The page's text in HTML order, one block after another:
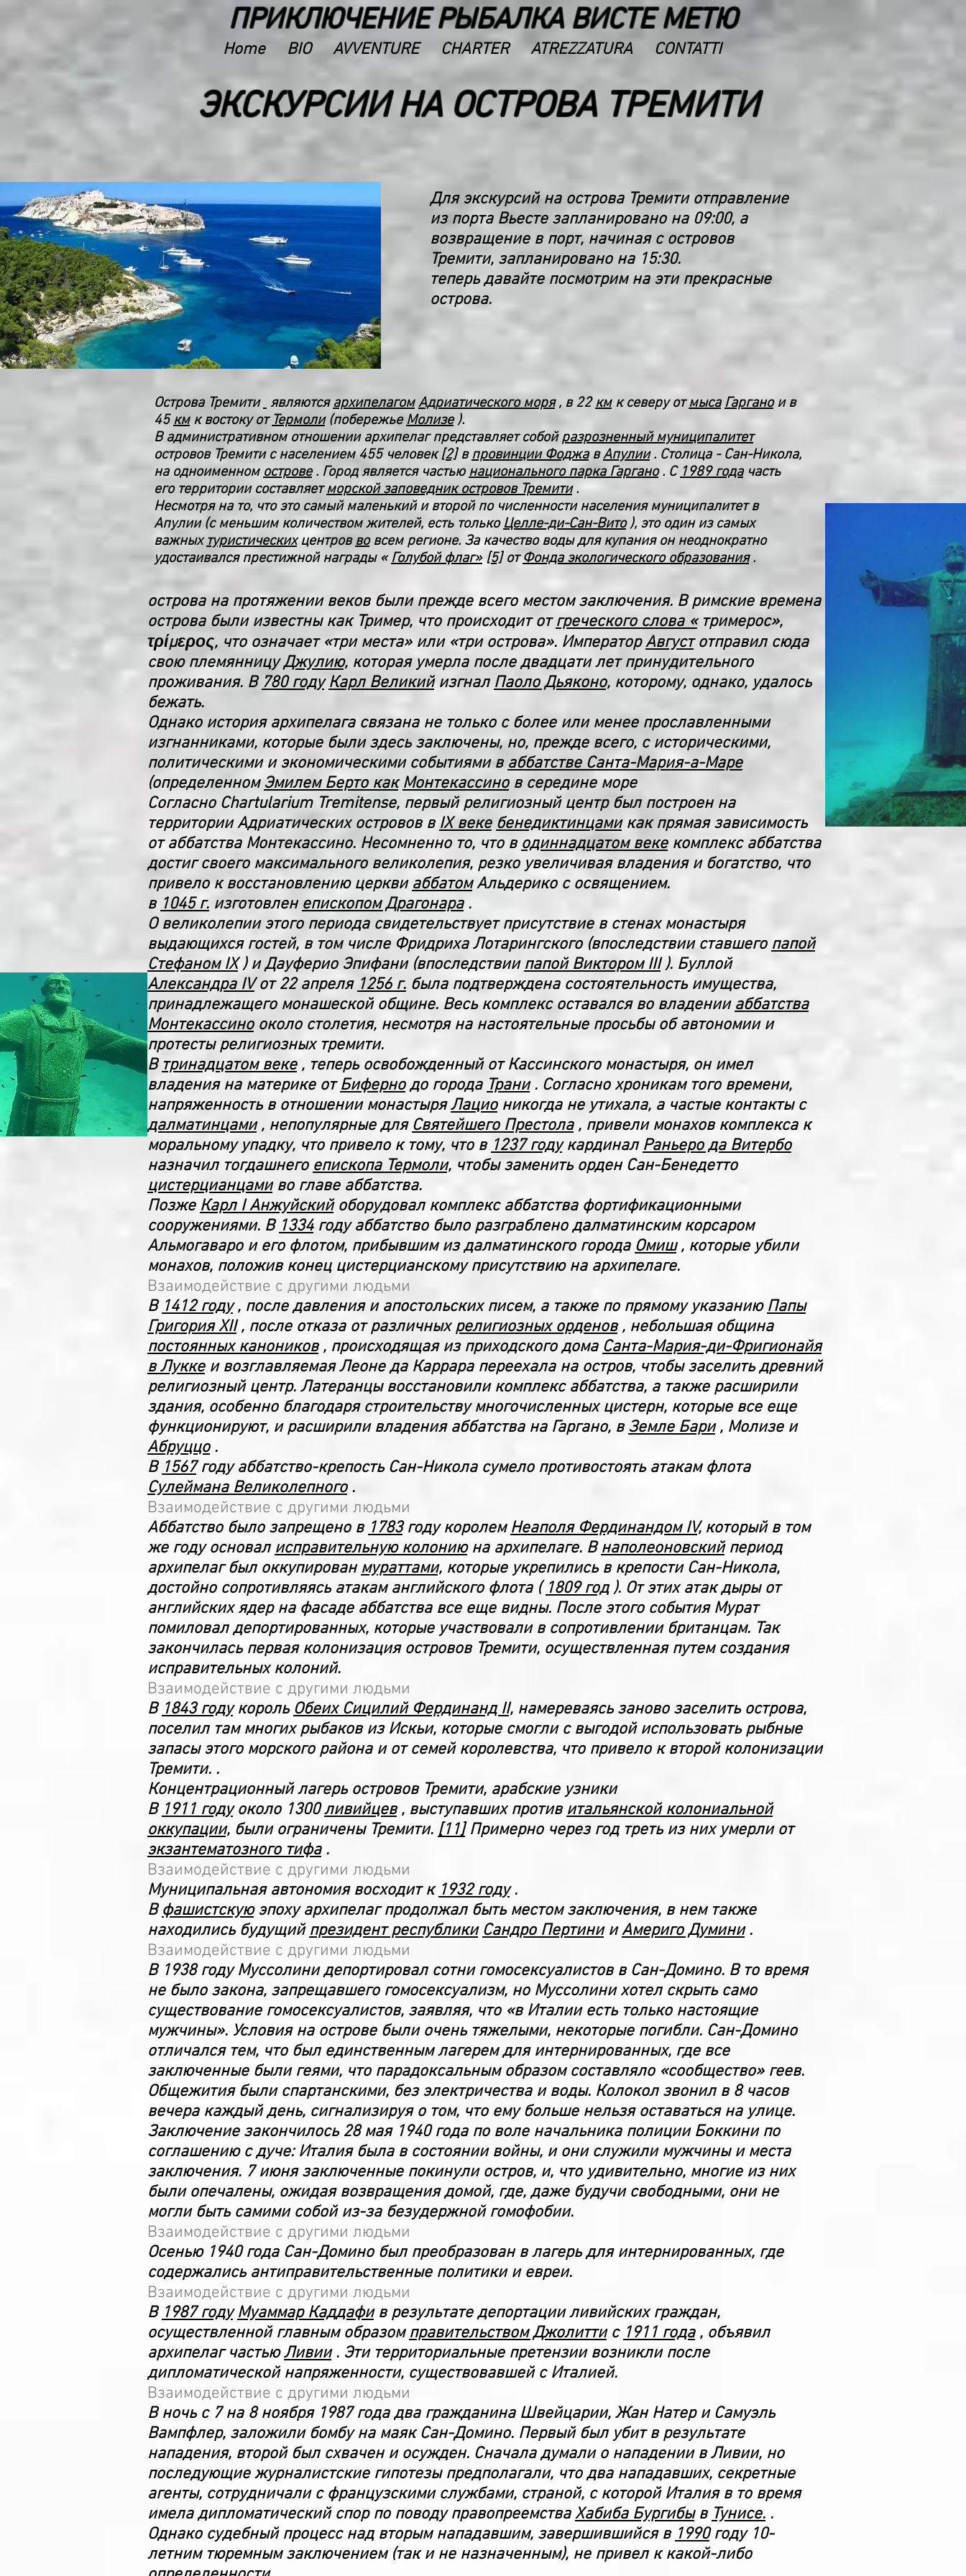
ПРИКЛЮЧЕНИЕ РЫБАЛКА ВИСТЕ МЕТЮ
Home BIO AVVENTURE CHARTER ATREZZATURA CONTATTI
ЭКСКУРСИИ НА ОСТРОВА ТРЕМИТИ
Для экскурсий на острова Тремити отправление
из порта Вьесте запланировано на 09:00, а
возвращение в порт, начиная с островов
Тремити, запланировано на 15:30.
теперь давайте посмотрим на эти прекрасные
острова.
Острова Тремити являютсяархипелагом Адриатического моря, в 22кмк северу отмыса Гарганои в
45кмк востоку отТермоли(побережьеМолизе).
В административном отношении архипелаг представляет собойразрозненный муниципалитет
островов Тремити с населением 455 человек[2]впровинции ФоджавАпулии. Столица - Сан-Никола,
на одноименномострове. Город является частьюнационального парка Гаргано. С1989 годачасть
его территории составляетморской заповедник островов Тремити.
Несмотря на то, что это самый маленький и второй по численности населения муниципалитет в
Апулии (с меньшим количеством жителей, есть толькоЦелле-ди-Сан-Вито), это один из самых
важныхтуристическихцентроввовсем регионе. За качество воды для купания он неоднократно
удостаивался престижной награды «Голубой флаг» [5]отФонда экологического образования.
острова на протяжении веков были прежде всего местом заключения. В римские времена
острова были известны как Тример, что происходит отгреческого слова «тримерос»,
τρίμερος, что означает «три места» или «три острова». ИмператорАвгустотправил сюда
свою племянницуДжулию, которая умерла после двадцати лет принудительного
проживания. В 780 году Карл Великийизгнал Паоло Дьяконо, которому, однако, удалось
бежать.
Однако история архипелага связана не только с более или менее прославленными
изгнанниками, которые были здесь заключены, но, прежде всего, с историческими,
политическими и экономическими событиями в аббатстве Санта-Мария-а-Маре
(определенном Эмилем Берто как Монтекассинов середине море
Согласно Chartularium Tremitense, первый религиозный центр был построен на
территории Адриатических островов в IX веке бенедиктинцамикак прямая зависимость
от аббатства Монтекассино. Несомненно то, что в одиннадцатом векекомплекс аббатства
достиг своего максимального великолепия, резко увеличивая владения и богатство, что
привело к восстановлению церкви аббатомАльдерико с освящением.
в 1045 г. изготовлен епископом Драгонара.
О великолепии этого периода свидетельствует присутствие в стенах монастыря
выдающихся гостей, в том числе Фридриха Лотарингского (впоследствии ставшего папой
Стефаном IX) и Дауферио Эпифани (впоследствии папой Виктором III). Буллой
Александра IVот 22 апреля 1256 г. была подтверждена состоятельность имущества,
принадлежащего монашеской общине. Весь комплекс оставался во владении аббатства
Монтекассинооколо столетия, несмотря на настоятельные просьбы об автономии и
протесты религиозных тремити.
Втринадцатом веке, теперь освобожденный от Кассинского монастыря, он имел
владения на материке отБифернодо города Трани. Согласно хроникам того времени,
напряженность в отношении монастыряЛационикогда не утихала, а частые контакты с
далматинцами, непопулярные для Святейшего Престола, привели монахов комплекса к
моральному упадку, что привело к тому, что в 1237 годукардинал Раньеро да Витербо
назначил тогдашнего епископа Термоли, чтобы заменить орден Сан-Бенедетто
цистерцианцамиво главе аббатства.
Позже Карл I Анжуйскийоборудовал комплекс аббатства фортификационными
сооружениями. В 1334году аббатство было разграблено далматинским корсаром
Альмогаваро и его флотом, прибывшим из далматинского города Омиш, которые убили
монахов, положив конец цистерцианскому присутствию на архипелаге.
Взаимодействие с другими людьми
В 1412 году, после давления и апостольских писем, а также по прямому указанию Папы
Григория XII, после отказа от различныхрелигиозных орденов, небольшая община
постоянных каноников, происходящая из приходского дома Санта-Мария-ди-Фригионайя
в Луккеи возглавляемая Леоне да Каррара переехала на остров, чтобы заселить древний
религиозный центр. Латеранцы восстановили комплекс аббатства, а также расширили
здания, особенно благодаря строительству многочисленных цистерн, которые все еще
функционируют, и расширили владения аббатства на Гаргано, вЗемле Бари, Молизе и
Абруццо.
В 1567году аббатство-крепость Сан-Никола сумело противостоять атакам флота
Сулеймана Великолепного.
Взаимодействие с другими людьми
Аббатство было запрещено в 1783году королем Неаполя Фердинандом IV,который в том
же году основал исправительную колониюна архипелаге. Внаполеоновскийпериод
архипелаг был оккупирован мураттами, которые укрепились в крепости Сан-Никола,
достойно сопротивляясь атакам английского флота ( 1809 год). От этих атак дыры от
английских ядер на фасаде аббатства все еще видны. После этого события Мурат
помиловал депортированных, которые участвовали в сопротивлении британцам. Так
закончилась первая колонизация островов Тремити, осуществленная путем создания
исправительных колоний.
Взаимодействие с другими людьми
В 1843 годукороль Обеих Сицилий Фердинанд II, намереваясь заново заселить острова,
поселил там многих рыбаков из Искьи, которые смогли с выгодой использовать рыбные
запасы этого морского района и от семей королевства, что привело к второй колонизации
Тремити. .
Концентрационный лагерь островов Тремити, арабские узники
В 1911 годуоколо 1300ливийцев, выступавших против итальянской колониальной
оккупации, были ограничены Тремити. [11]Примерно через год треть из них умерли от
экзантематозного тифа.
Взаимодействие с другими людьми
Муниципальная автономия восходит к 1932 году.
Вфашистскуюэпоху архипелаг продолжал быть местом заключения, в нем также
находились будущий президент республики Сандро ПертинииАмериго Думини.
Взаимодействие с другими людьми
В 1938 году Муссолини депортировал сотни гомосексуалистов в Сан-Домино. В то время
не было закона, запрещавшего гомосексуализм, но Муссолини хотел скрыть само
существование гомосексуалистов, заявляя, что «в Италии есть только настоящие
мужчины». Условия на острове были очень тяжелыми, некоторые погибли. Сан-Домино
отличался тем, что был единственным лагерем для интернированных, где все
заключенные были геями, что парадоксальным образом составляло «сообщество» геев.
Общежития были спартанскими, без электричества и воды. Колокол звонил в 8 часов
вечера каждый день, сигнализируя о том, что ему больше нельзя оставаться на улице.
Заключение закончилось 28 мая 1940 года по воле начальника полиции Боккини по
соглашению с дуче: Италия была в состоянии войны, и они служили мужчины и места
заключения. 7 июня заключенные покинули остров, и, что удивительно, многие из них
были опечалены, ожидая возвращения домой, где, даже будучи свободными, они не
могли быть самими собой из-за безудержной гомофобии.
Взаимодействие с другими людьми
Осенью 1940 года Сан-Домино был преобразован в лагерь для интернированных, где
содержались антиправительственные политики и евреи.
Взаимодействие с другими людьми
В 1987 году Муаммар Каддафив результате депортации ливийских граждан,
осуществленной главным образом правительством Джолиттис 1911 года, объявил
архипелаг частьюЛивии. Эти территориальные претензии возникли после
дипломатической напряженности, существовавшей с Италией.
Взаимодействие с другими людьми
В ночь с 7 на 8 ноября 1987 года два гражданина Швейцарии, Жан Натер и Самуэль
Вампфлер, заложили бомбу на маяк Сан-Домино. Первый был убит в результате
нападения, второй был схвачен и осужден. Сначала думали о нападении в Ливии, но
последующие журналистские гипотезы предполагали, что два нападавших, секретные
агенты, сотрудничали с французскими службами, страной, с которой Италия в то время
имела дипломатический спор по поводу правопреемстваХабиба Бургибыв Тунисе. .
Однако судебный процесс над вторым нападавшим, завершившийся в 1990году 10-
летним тюремным заключением (так и не назначенным), не привел к какой-либо